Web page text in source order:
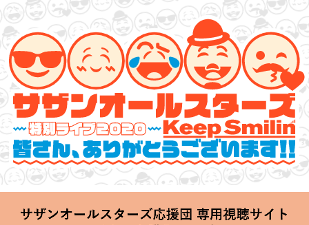
サザンオールスターズ 特別ライブ 2020
「Keep Smilin’～皆さん、ありがとうございます!!～」